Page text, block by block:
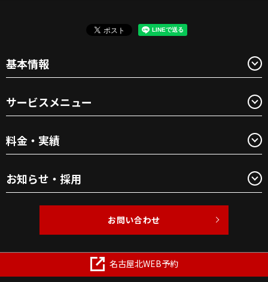
名古屋北WEB予約
基本情報
サービスメニュー
料金・実績
お知らせ・採用
お問い合わせ
Copyright © BEAUTY1 All Rights Reserved.
【掲載の記事・写真・イラストなどの無断複写・転載を禁じま